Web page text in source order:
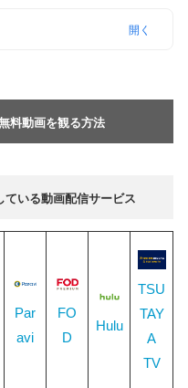
配信している動画配信
で見れる？
の違法アップロードの
ころと評価
ションシーン
ベース
料動画を観る方法
ている動画配信サービス
Par
avi
FO
D
Hulu
TSU
TAY
A
TV